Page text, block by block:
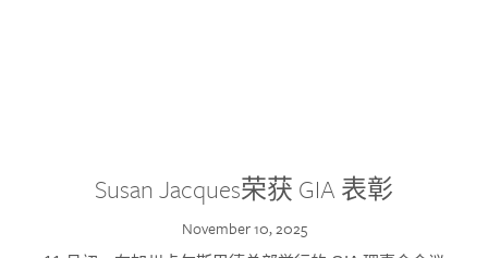
Susan Jacques荣获 GIA 表彰
November 10, 2025